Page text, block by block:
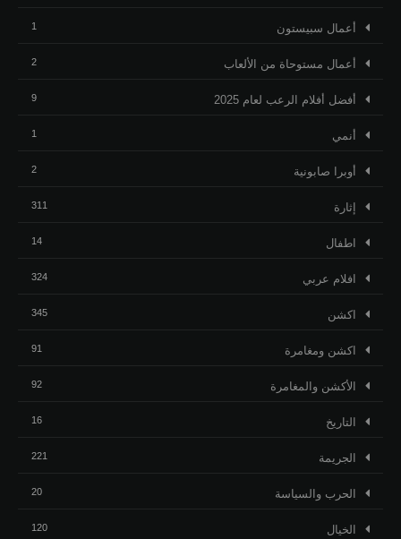
أعمال سبيستون 1
أعمال مستوحاة من الألعاب 2
أفضل أفلام الرعب لعام 2025 9
أنمي 1
أوبرا صابونية 2
إثارة 311
اطفال 14
افلام عربي 324
اكشن 345
اكشن ومغامرة 91
الأكشن والمغامرة 92
التاريخ 16
الجريمة 221
الحرب والسياسة 20
الخيال 120